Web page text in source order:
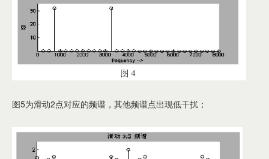
图5为滑动2点对应的频谱，其他频谱点出现低干扰；